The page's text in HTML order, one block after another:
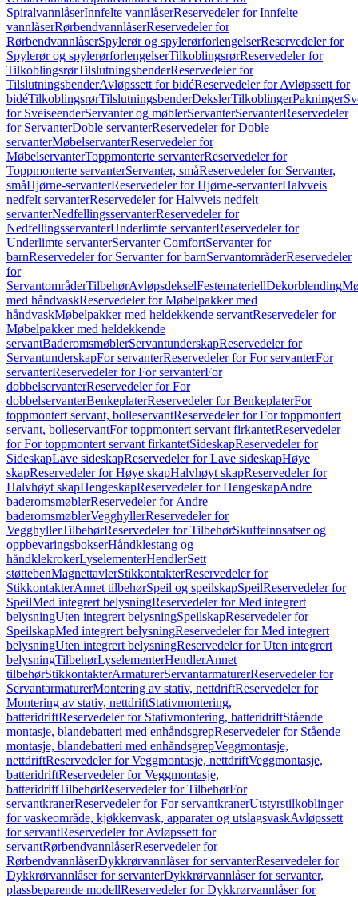
SpiralvannlåserInnfelte vannlåserReservedeler for Innfelte
vannlåserRørbendvannlåserReservedeler for
RørbendvannlåserSpylerør og spylerørforlengelserReservedeler for
Spylerør og spylerørforlengelserTilkoblingsrørReservedeler for
TilkoblingsrørTilslutningsbenderReservedeler for
TilslutningsbenderAvløpssett for bidéReservedeler for Avløpssett for
bidéTilkoblingsrørTilslutningsbenderDekslerTilkoblingerPakninger
for SveiseenderServanter og møblerServanterServanterReservedeler
for ServanterDoble servanterReservedeler for Doble
servanterMøbelservanterReservedeler for
MøbelservanterToppmonterte servanterReservedeler for
Toppmonterte servanterServanter, småReservedeler for Servanter,
småHjørne-servanterReservedeler for Hjørne-servanterHalvveis
nedfelt servanterReservedeler for Halvveis nedfelt
servanterNedfellingsservanterReservedeler for
NedfellingsservanterUnderlimte servanterReservedeler for
Underlimte servanterServanter ComfortServanter for
barnReservedeler for Servanter for barnServantområderReservedeler
for
ServantområderTilbehørAvløpsdekselFestemateriellDekorblending
med håndvaskReservedeler for Møbelpakker med
håndvaskMøbelpakker med heldekkende servantReservedeler for
Møbelpakker med heldekkende
servantBaderomsmøblerServantunderskapReservedeler for
ServantunderskapFor servanterReservedeler for For servanterFor
servanterReservedeler for For servanterFor
dobbelservanterReservedeler for For
dobbelservanterBenkeplaterReservedeler for BenkeplaterFor
toppmontert servant, bolleservantReservedeler for For toppmontert
servant, bolleservantFor toppmontert servant firkantetReservedeler
for For toppmontert servant firkantetSideskapReservedeler for
SideskapLave sideskapReservedeler for Lave sideskapHøye
skapReservedeler for Høye skapHalvhøyt skapReservedeler for
Halvhøyt skapHengeskapReservedeler for HengeskapAndre
baderomsmøblerReservedeler for Andre
baderomsmøblerVegghyllerReservedeler for
VegghyllerTilbehørReservedeler for TilbehørSkuffeinnsatser og
oppbevaringsbokserHåndklestang og
håndklekrokerLyselementerHendlerSett
støttebenMagnettavlerStikkontakterReservedeler for
StikkontakterAnnet tilbehørSpeil og speilskapSpeilReservedeler for
SpeilMed integrert belysningReservedeler for Med integrert
belysningUten integrert belysningSpeilskapReservedeler for
SpeilskapMed integrert belysningReservedeler for Med integrert
belysningUten integrert belysningReservedeler for Uten integrert
belysningTilbehørLyselementerHendlerAnnet
tilbehørStikkontakterArmaturerServantarmaturerReservedeler for
ServantarmaturerMontering av stativ, nettdriftReservedeler for
Montering av stativ, nettdriftStativmontering,
batteridriftReservedeler for Stativmontering, batteridriftStående
montasje, blandebatteri med enhåndsgrepReservedeler for Stående
montasje, blandebatteri med enhåndsgrepVeggmontasje,
nettdriftReservedeler for Veggmontasje, nettdriftVeggmontasje,
batteridriftReservedeler for Veggmontasje,
batteridriftTilbehørReservedeler for TilbehørFor
servantkranerReservedeler for For servantkranerUtstyrstilkoblinger
for vaskeområde, kjøkkenvask, apparater og utslagsvaskAvløpssett
for servantReservedeler for Avløpssett for
servantRørbendvannlåserReservedeler for
RørbendvannlåserDykkrørvannlåser for servanterReservedeler for
Dykkrørvannlåser for servanterDykkrørvannlåser for servanter,
plassbeparende modellReservedeler for Dykkrørvannlåser for